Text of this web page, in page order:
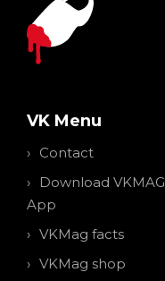
VK Menu
Contact
Download VKMAG
App
VKMag facts
VKMag shop